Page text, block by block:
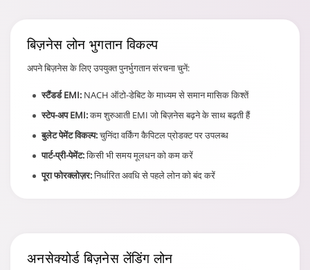
बिज़नेस लोनभुगतान विकल्प
अपने बिज़नेस के लिए उपयुक्त पुनर्भुगतान संरचना चुनें:
स्टैंडर्ड EMI: NACH ऑटो-डेबिट के माध्यम से समान मासिक किश्तें
स्टेप-अप EMI:कम शुरुआती EMI जो बिज़नेस बढ़ने के साथ बढ़ती हैं
बुलेट पेमेंट विकल्प:चुनिंदा वर्किंग कैपिटल प्रोडक्ट पर उपलब्ध
पार्ट-प्री-पेमेंट:किसी भी समय मूलधन को कम करें
पूरा फोरक्लोज़र:निर्धारित अवधि से पहले लोन को बंद करें
अनसेक्योर्ड बिज़नेसलेंडिंग लोन